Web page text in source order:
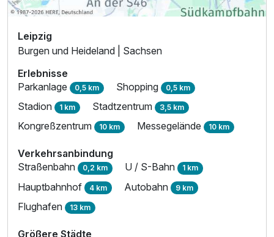
Leipzig
Burgen und Heideland | Sachsen
Erlebnisse
Parkanlage 0,5 km Shopping 0,5 km
Stadion 1 km Stadtzentrum 3,5 km
Kongreßzentrum 10 km Messegelände 10 km
Verkehrsanbindung
Straßenbahn 0,2 km U / S-Bahn 1 km
Hauptbahnhof 4 km Autobahn 9 km
Flughafen 13 km
Größere Städte